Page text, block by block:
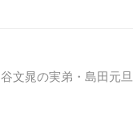
谷文晁の実弟・島田元旦